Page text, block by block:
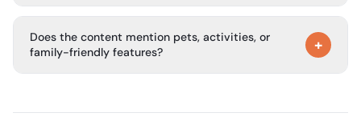
information in the provided content.
Does the content mention pets, activities, or
family-friendly features?
+
whether the campsite is suitable for families.